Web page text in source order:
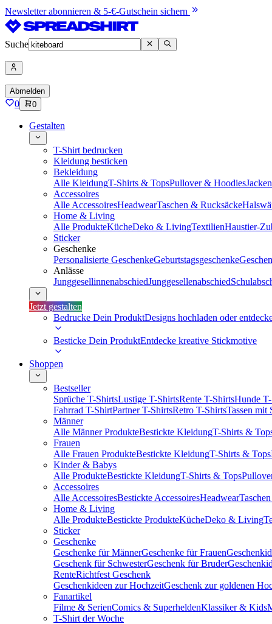
Newsletter abonnieren & 5-€-Gutschein sichern
Suche
Abmelden
0 0
Gestalten
T-Shirt bedrucken
Kleidung besticken
Bekleidung
Alle KleidungT-Shirts & TopsPullover & Hoodies
Accessoires
Alle AccessoiresHeadwearTaschen & Rucksäcke
Home & Living
Alle ProdukteKücheDeko & LivingTextilienHaustier-
Sticker
Geschenke
Personalisierte GeschenkeGeburtstagsgeschenke
Anlässe
JunggesellinnenabschiedJunggesellenabschied
Jetzt gestalten
Bedrucke Dein ProduktDesigns hochladen oder
Besticke Dein ProduktEntdecke kreative Stickmotive
Shoppen
Bestseller
Sprüche T-ShirtsLustige T-ShirtsRente T-ShirtsHunde
Fahrrad T-ShirtPartner T-ShirtsRetro T-ShirtsTassen mit
Männer
Alle Männer ProdukteBestickte KleidungT-Shirts &
Frauen
Alle Frauen ProdukteBestickte KleidungT-Shirts & Tops
Kinder & Babys
Alle ProdukteBestickte KleidungT-Shirts & Tops
Accessoires
Alle AccessoiresBestickte AccessoiresHeadwear
Home & Living
Alle ProdukteBestickte ProdukteKücheDeko & Living
Sticker
Geschenke
Geschenke für MännerGeschenke für Frauen
Geschenk für SchwesterGeschenk für Bruder
RenteRichtfest Geschenk
Geschenkideen zur HochzeitGeschenk zur goldenen
Fanartikel
Filme & SerienComics & SuperheldenKlassiker & Kids
T-Shirt der Woche